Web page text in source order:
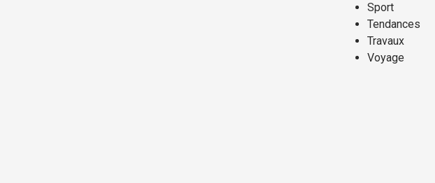
Sport
Tendances
Travaux
Voyage